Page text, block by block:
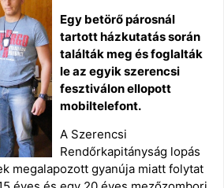
Egy betörő párosnál
tartott házkutatás során
találták meg és foglalták
le az egyik szerencsi
fesztiválon ellopott
mobiltelefont.
A Szerencsi
Rendőrkapitányság lopás
megalapozott gyanúja miatt folytat